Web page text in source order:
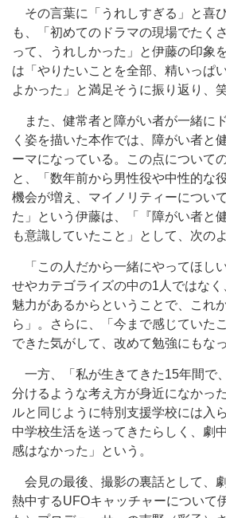
その言葉に「うれしすぎる」と喜
も、「初めてのドラマの現場でたく
って、うれしかった」と伊藤の印象
は「やりたいことを全部、精いっぱ
よかった」と満足そうに振り返り、
また、健常者と障がい者が一緒に
く姿を描いた本作では、障がい者と
ーマになっている。この点について
と、「数年前から男性役や中性的な
機会が増え、マイノリティーについ
た」という伊藤は、「『障がい者と
も意識していたこと」として、次の
「この人だから一緒にやってほし
せやカテゴライズの中の1人ではな
魅力があるからということで、これ
ら」。さらに、「今まで感じていた
できた気がして、改めて勉強にもな
一方、「私が生きてきた15年間で
分けるような考え方が身近になかっ
ルと同じように特別支援学校には入
中学校生活を送ってきたらしく、劇
感はなかった」という。
会見の最後、撮影の裏話として、
熱中するUFOキャッチャーについて